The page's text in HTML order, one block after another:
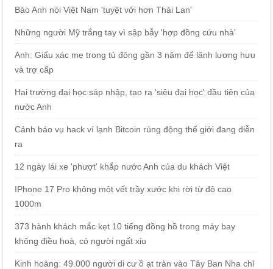
Báo Anh nói Việt Nam 'tuyệt vời hơn Thái Lan'
Những người Mỹ trắng tay vì sập bẫy 'hợp đồng cứu nhà'
Anh: Giấu xác mẹ trong tủ đông gần 3 năm để lãnh lương hưu
và trợ cấp
Hai trường đại học sáp nhập, tạo ra 'siêu đại học' đầu tiên của
nước Anh
Cảnh báo vụ hack ví lạnh Bitcoin rúng động thế giới đang diễn
ra
12 ngày lái xe 'phượt' khắp nước Anh của du khách Việt
IPhone 17 Pro không một vết trầy xước khi rời từ độ cao
1000m
373 hành khách mắc kẹt 10 tiếng đồng hồ trong máy bay
không điều hoà, có người ngất xỉu
Kinh hoàng: 49.000 người di cư ồ ạt tràn vào Tây Ban Nha chỉ